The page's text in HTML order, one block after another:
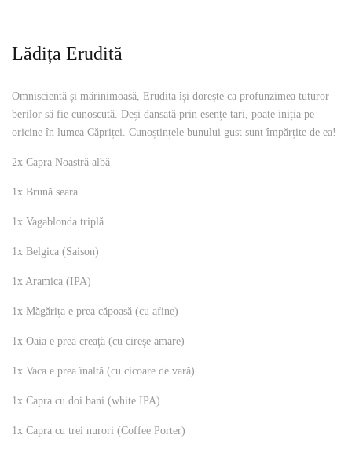
Lădița Erudită
Omniscientă și mărinimoasă, Erudita își dorește ca profunzimea tuturor
berilor să fie cunoscută. Deși dansată prin esențe tari, poate iniția pe
oricine în lumea Căpriței. Cunoștințele bunului gust sunt împărțite de ea!
2x Capra Noastră albă
1x Brună seara
1x Vagablonda triplă
1x Belgica (Saison)
1x Aramica (IPA)
1x Măgărița e prea căpoasă (cu afine)
1x Oaia e prea creață (cu cireșe amare)
1x Vaca e prea înaltă (cu cicoare de vară)
1x Capra cu doi bani (white IPA)
1x Capra cu trei nurori (Coffee Porter)